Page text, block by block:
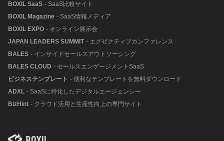
BOXIL SaaS - SaaS比較サイト
BOXIL Magazine - SaaS情報メディア
BOXIL EXPO - オンライン展示会
JAPAN LEADERS SUMMIT - エグゼクティブカンファレンス
BALES - インサイドセールスアウトソーシング
BALES CLOUD - セールスエンゲージメントSaaS
ビジネステンプレート - 便利なテンプレートを無料ダウンロード
ADXL - SaaSに特化したデジタルエージェンシー
BizHint - クラウド活用と生産性向上の専門サイト